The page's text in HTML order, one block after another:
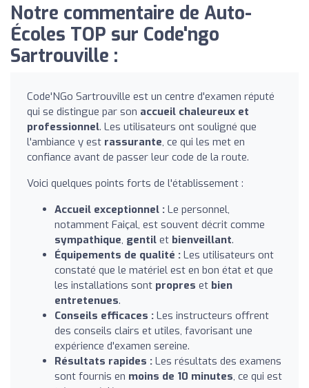
Notre commentaire de Auto-
Écoles TOP sur Code'ngo
Sartrouville :
Code'NGo Sartrouville est un centre d'examen réputé
qui se distingue par son accueil chaleureux et
professionnel. Les utilisateurs ont souligné que
l'ambiance y est rassurante, ce qui les met en
confiance avant de passer leur code de la route.
Voici quelques points forts de l'établissement :
Accueil exceptionnel : Le personnel,
notamment Faiçal, est souvent décrit comme
sympathique, gentil et bienveillant.
Équipements de qualité : Les utilisateurs ont
constaté que le matériel est en bon état et que
les installations sont propres et bien
entretenues.
Conseils efficaces : Les instructeurs offrent
des conseils clairs et utiles, favorisant une
expérience d'examen sereine.
Résultats rapides : Les résultats des examens
sont fournis en moins de 10 minutes, ce qui est